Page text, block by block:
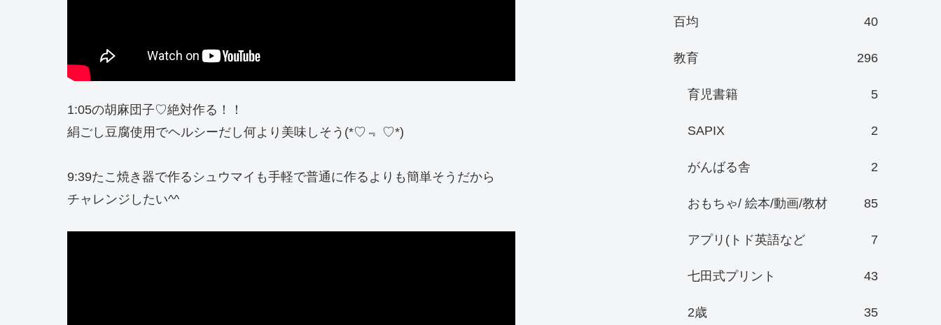
1:05の胡麻団子♡絶対作る！！
絹ごし豆腐使用でヘルシーだし何より美味しそう(*♡﹃ ♡*)
9:39たこ焼き器で作るシュウマイも手軽で普通に作るよりも簡単そうだから
チャレンジしたい^^
百均 40
教育 296
育児書籍 5
SAPIX 2
がんばる舎 2
おもちゃ/ 絵本/動画/教材 85
アプリ(トド英語など 7
七田式プリント 43
2歳 35